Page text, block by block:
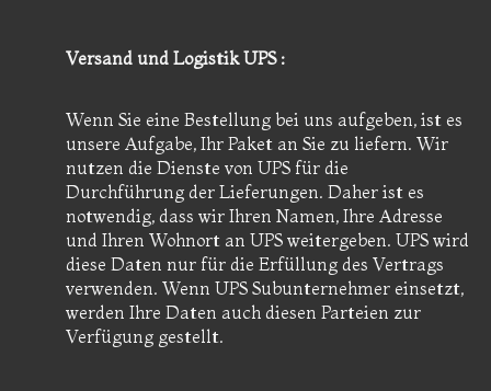
Versand und Logistik UPS :
Wenn Sie eine Bestellung bei uns aufgeben, ist es
unsere Aufgabe, Ihr Paket an Sie zu liefern. Wir
nutzen die Dienste von UPS für die
Durchführung der Lieferungen. Daher ist es
notwendig, dass wir Ihren Namen, Ihre Adresse
und Ihren Wohnort an UPS weitergeben. UPS wird
diese Daten nur für die Erfüllung des Vertrags
verwenden. Wenn UPS Subunternehmer einsetzt,
werden Ihre Daten auch diesen Parteien zur
Verfügung gestellt.